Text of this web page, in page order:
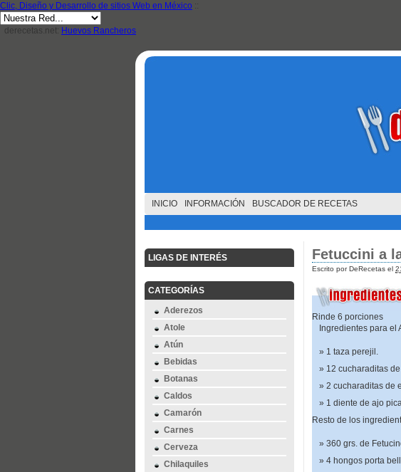
Clic, Diseño y Desarrollo de sitios Web en México ::
derecetas.net: Huevos Rancheros
INICIO INFORMACIÓN BUSCADOR DE RECETAS
LIGAS DE INTERÉS
CATEGORÍAS
Aderezos
Atole
Atún
Bebidas
Botanas
Caldos
Camarón
Carnes
Cerveza
Chilaquiles
Fetuccini a
Escrito por DeRecetas el
Rinde 6 porciones
Ingredientes para el
1 taza perejil.
12 cucharaditas
2 cucharaditas de
1 diente de ajo
Resto de los
360 grs. de
4 hongos porta